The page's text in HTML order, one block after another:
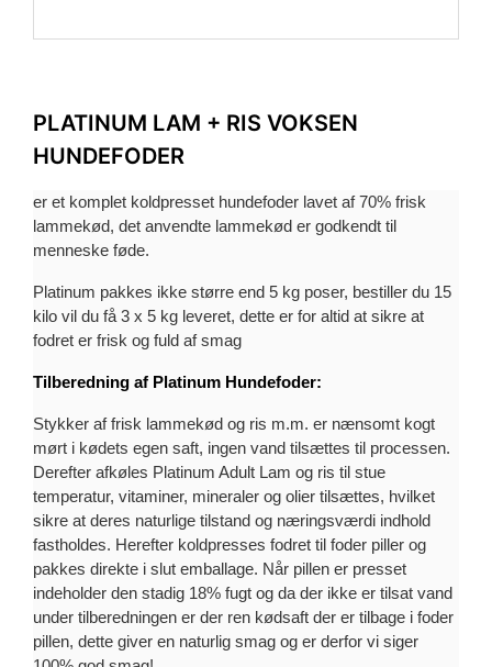
PLATINUM LAM + RIS VOKSEN
HUNDEFODER
er et komplet koldpresset hundefoder lavet af 70% frisk
lammekød, det anvendte lammekød er godkendt til
menneske føde.
Platinum pakkes ikke større end 5 kg poser, bestiller du 15
kilo vil du få 3 x 5 kg leveret, dette er for altid at sikre at
fodret er frisk og fuld af smag
Tilberedning af Platinum Hundefoder:
Stykker af frisk lammekød og ris m.m. er nænsomt kogt
mørt i kødets egen saft, ingen vand tilsættes til processen.
Derefter afkøles Platinum Adult Lam og ris til stue
temperatur, vitaminer, mineraler og olier tilsættes, hvilket
sikre at deres naturlige tilstand og næringsværdi indhold
fastholdes. Herefter koldpresses fodret til foder piller og
pakkes direkte i slut emballage. Når pillen er presset
indeholder den stadig 18% fugt og da der ikke er tilsat vand
under tilberedningen er der ren kødsaft der er tilbage i foder
pillen, dette giver en naturlig smag og er derfor vi siger